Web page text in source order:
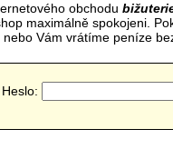
obchodu
maximálně spokojeni.
Vám vrátíme peníze
Heslo: